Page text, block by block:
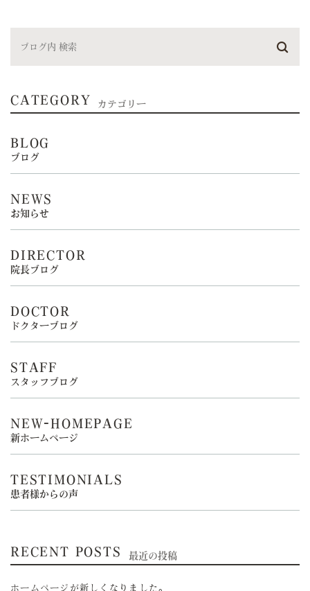
CATEGORY カテゴリー
BLOG
ブログ
NEWS
お知らせ
DIRECTOR
院長ブログ
DOCTOR
ドクターブログ
STAFF
スタッフブログ
NEW-HOMEPAGE
新ホームページ
TESTIMONIALS
患者様からの声
RECENT POSTS 最近の投稿
ホームページが新しくなりました。